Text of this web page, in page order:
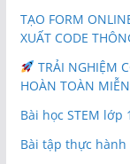
TẠO FORM
XUẤT CODE
TRẢI NGHIỆM
HOÀN TOÀN
Bài học STEM
Bài tập thực hành